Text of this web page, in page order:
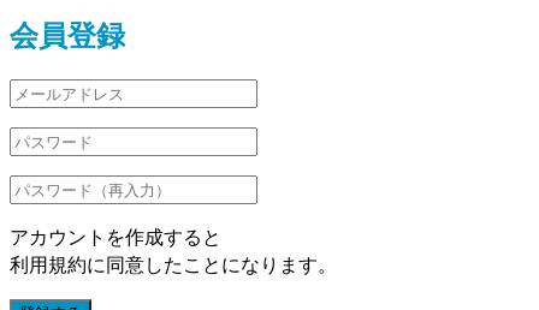
会員登録
アカウントを作成すると
利用規約に同意したことになります。